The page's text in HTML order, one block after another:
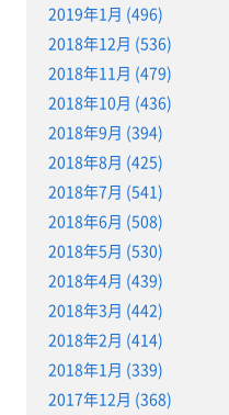
2019年1月 (496)
2018年12月 (536)
2018年11月 (479)
2018年10月 (436)
2018年9月 (394)
2018年8月 (425)
2018年7月 (541)
2018年6月 (508)
2018年5月 (530)
2018年4月 (439)
2018年3月 (442)
2018年2月 (414)
2018年1月 (339)
2017年12月 (368)